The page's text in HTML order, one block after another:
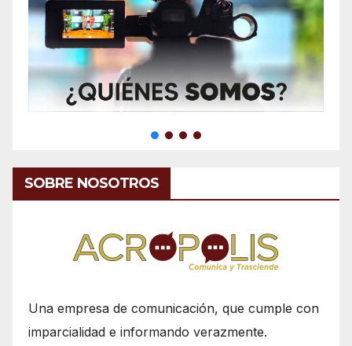
SOBRE NOSOTROS
Una empresa de comunicación, que cumple con
imparcialidad e informando verazmente.